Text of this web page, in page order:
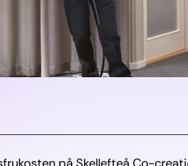
på Skellefteå Co-